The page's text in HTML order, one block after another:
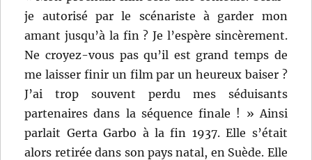
je autorisé par le scénariste à garder mon
amant jusqu’à la fin ? Je l’espère sincèrement.
Ne croyez-vous pas qu’il est grand temps de
me laisser finir un film par un heureux baiser ?
J’ai trop souvent perdu mes séduisants
partenaires dans la séquence finale ! » Ainsi
parlait Gerta Garbo à la fin 1937. Elle s’était
alors retirée dans son pays natal, en Suède. Elle